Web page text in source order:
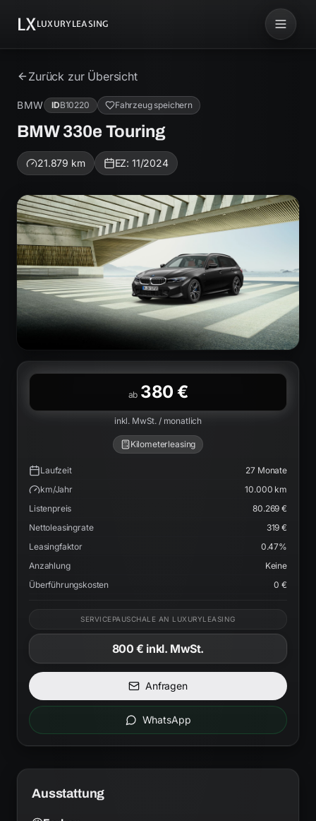
LXLUXURYLEASING
Zurück zur Übersicht
BMW IDB10220 Fahrzeug speichern
BMW 330e Touring
21.879 km EZ: 11/2024
ab 380 €
inkl. MwSt. / monatlich
Kilometerleasing
Laufzeit 27 Monate
km/Jahr
10.000 km
Listenpreis
80.269 €
Nettoleasingrate
319 €
Leasingfaktor
0.47%
Anzahlung
Keine
Überführungskosten
0 €
SERVICEPAUSCHALE AN LUXURYLEASING
800 € inkl. MwSt.
Anfragen
WhatsApp
Ausstattung